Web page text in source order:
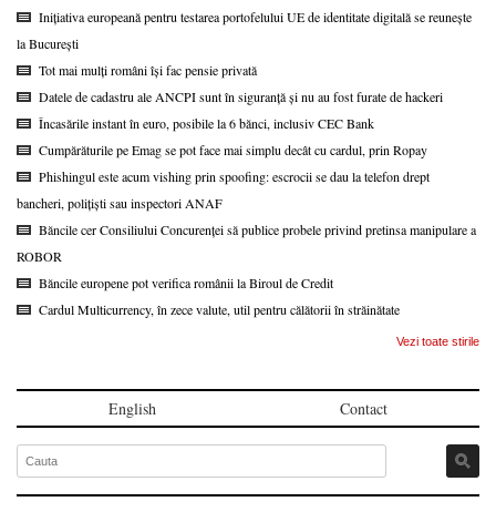
Inițiativa europeană pentru testarea portofelului UE de identitate digitală se reunește
la București
Tot mai mulți români își fac pensie privată
Datele de cadastru ale ANCPI sunt în siguranță și nu au fost furate de hackeri
Încasările instant în euro, posibile la 6 bănci, inclusiv CEC Bank
Cumpărăturile pe Emag se pot face mai simplu decât cu cardul, prin Ropay
Phishingul este acum vishing prin spoofing: escrocii se dau la telefon drept
bancheri, polițiști sau inspectori ANAF
Băncile cer Consiliului Concurenței să publice probele privind pretinsa manipulare a
ROBOR
Băncile europene pot verifica românii la Biroul de Credit
Cardul Multicurrency, în zece valute, util pentru călătorii în străinătate
Vezi toate stirile
English Contact